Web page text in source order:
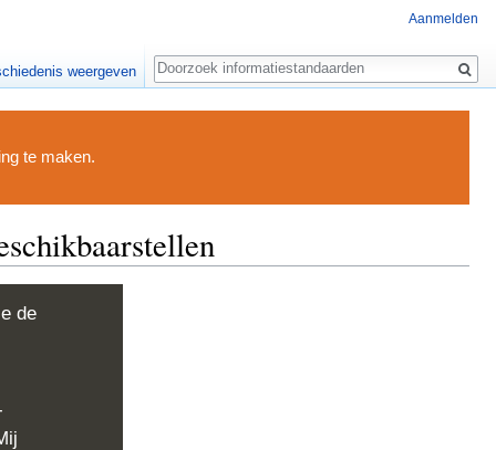
te maken.
de
Aanmelden
weergeven
Zoeken